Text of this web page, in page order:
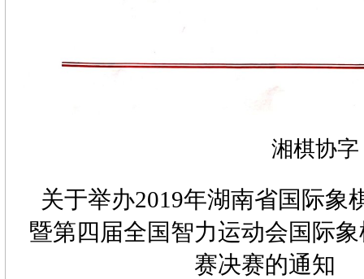
湘棋协字
关于举办2019年湖南省国际象
暨第四届全国智力运动会国际
赛决赛的通知